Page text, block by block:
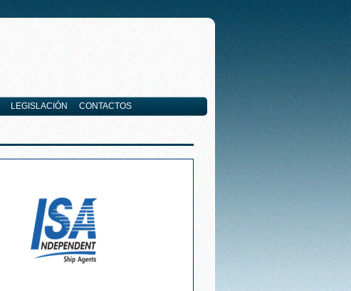
LEGISLACIÓN CONTACTOS